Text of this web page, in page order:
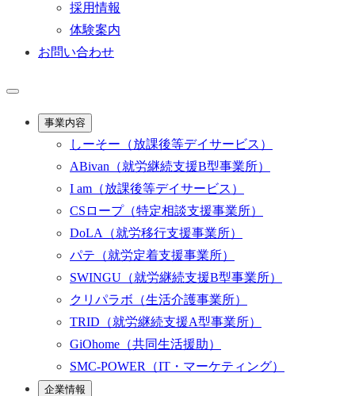
採用情報
体験案内
お問い合わせ
事業内容
しーそー （放課後等デイサービス）
ABivan （就労継続支援B型事業所）
I am （放課後等デイサービス）
CSロープ（特定相談支援事業所）
DoLA
（就労移行支援事業所）
パテ （就労定着支援事業所）
SWINGU （就労継続支援B型事業所）
クリパラボ （生活介護事業所）
TRID （就労継続支援A型事業所）
GiOhome （共同生活援助）
SMC-POWER
（IT・マーケティング）
企業情報